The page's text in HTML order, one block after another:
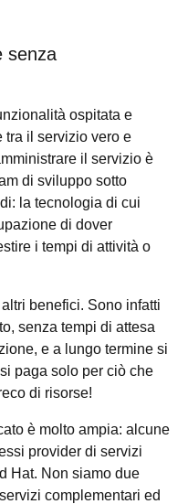
senza
ospitata e
tra il servizio vero e
il servizio è
di sviluppo sotto
la tecnologia di cui
di dover
i tempi di attività o
benefici. Sono infatti
senza tempi di attesa
e a lungo termine si
paga solo per ciò che
di risorse!
è molto ampia: alcune
provider di servizi
Hat. Non siamo due
complementari ed